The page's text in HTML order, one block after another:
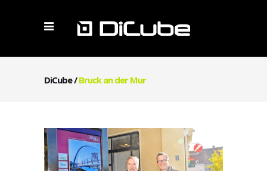
DiCube/Bruck an der Mur